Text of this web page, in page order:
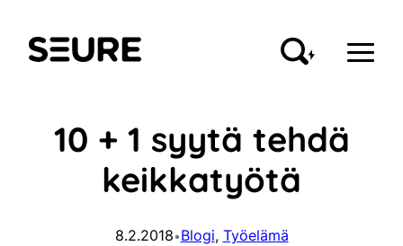
sisältöön
Seure
10 + 1 syytä tehdä
keikkatyötä
8.2.2018•Blogi, Työelämä